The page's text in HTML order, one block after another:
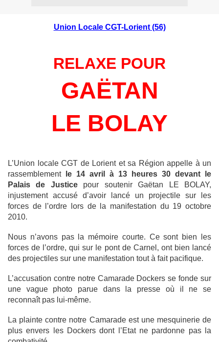
Union Locale CGT-Lorient (56)
RELAXE POUR
GAËTAN
LE BOLAY
L’Union locale CGT de Lorient et sa Région appelle à un
rassemblement
le 14 avril à 13 heures 30 devant le
Palais de Justicepour soutenir Gaëtan LE BOLAY,
injustement accusé d’avoir lancé un projectile sur les
forces de l’ordre lors de la manifestation du 19 octobre
2010.
Nous n’avons pas la mémoire courte. Ce sont bien les
forces de l’ordre, qui sur le pont de Carnel, ont bien lancé
des projectiles sur une manifestation tout à fait pacifique.
L’accusation contre notre Camarade Dockers se fonde sur
une vague photo parue dans la presse où il ne se
reconnaît pas lui-même.
La plainte contre notre Camarade est une mesquinerie de
plus envers les Dockers dont l’Etat ne pardonne pas la